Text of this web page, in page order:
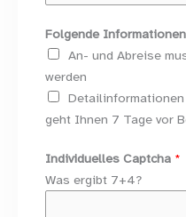
W
e
r
k
F
i
m
a
Folgende
An- und Abreise
werden
geht Ihnen 7 Tage vor
Individuelles Captcha *
Was ergibt 7+4?